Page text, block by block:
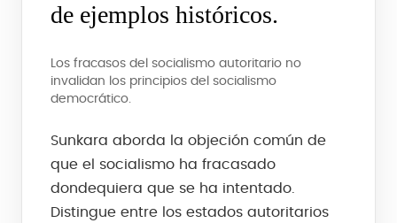
de ejemplos históricos.
Los fracasos del socialismo autoritario no
invalidan los principios del socialismo
democrático.
Sunkara aborda la objeción común de
que el socialismo ha fracasado
dondequiera que se ha intentado.
Distingue entre los estados autoritarios